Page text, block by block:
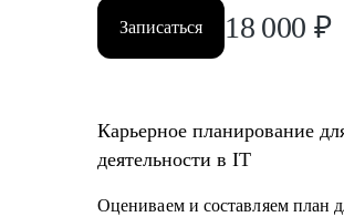
Записаться 18 000 ₽
Карьерное планирование
деятельности в IT
Оцениваем и составляем план